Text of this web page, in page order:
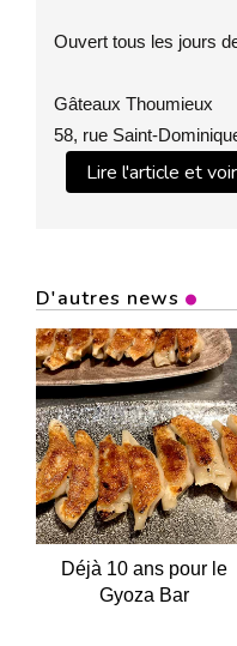
Ouvert tous les jours
Gâteaux Thoumieux
58, rue Saint-
Lire l'article et
D'autres news
Déjà 10 ans pour le
Gyoza Bar